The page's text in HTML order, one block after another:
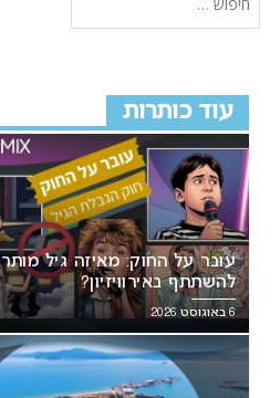
עוד כותרות
עובר על החוק: מאיזה גיל מותר
להשתתף באירוויזיון?
6 באוגוסט 2026